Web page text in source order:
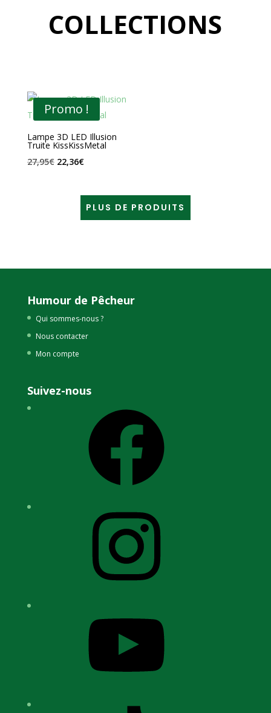
COLLECTIONS
Promo !
Lampe 3D LED Illusion
Truite KissKissMetal
27,95€ Le
initial
22,36€Le
actuel
est :
PLUS DE PRODUITS
Humour de Pêcheur
Qui sommes-nous ?
Nous contacter
Mon compte
Suivez-nous